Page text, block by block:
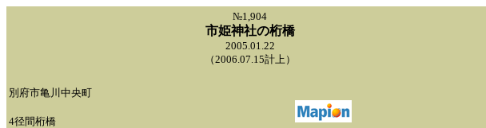
№1,904
市姫神社の桁橋
2005.01.22
（2006.07.15計上）
別府市亀川中央町
4径間桁橋